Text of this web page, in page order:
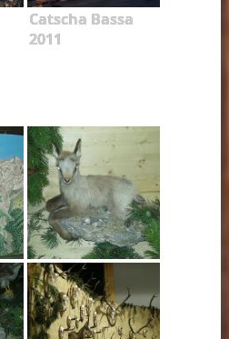
Catscha Bassa
2011